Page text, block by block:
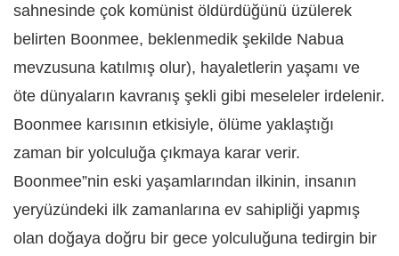
sahnesinde çok komünist öldürdüğünü üzülerek
belirten Boonmee, beklenmedik şekilde Nabua
mevzusuna katılmış olur), hayaletlerin yaşamı ve
öte dünyaların kavranış şekli gibi meseleler irdelenir.
Boonmee karısının etkisiyle, ölüme yaklaştığı
zaman bir yolculuğa çıkmaya karar verir.
Boonmee”nin eski yaşamlarından ilkinin, insanın
yeryüzündeki ilk zamanlarına ev sahipliği yapmış
olan doğaya doğru bir gece yolculuğuna tedirgin bir